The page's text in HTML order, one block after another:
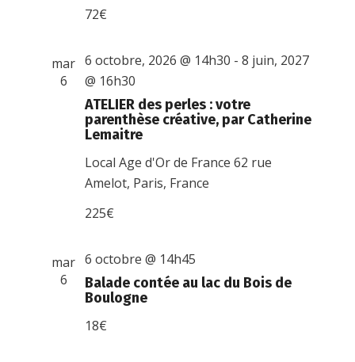
72€
mar
6
ATELIER des perles : votre
parenthèse créative, par Catherine
Lemaitre
6 octobre, 2026 @ 14h30 -8 juin, 2027
@ 16h30
Local Age d'Or de France62 rue
Amelot, Paris, France
225€
mar
6
Balade contée au lac du Bois de
Boulogne
6 octobre @ 14h45
18€